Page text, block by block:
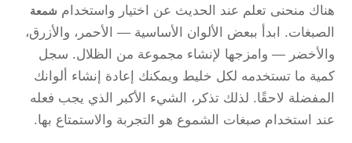
هناك منحنى تعلم عند الحديث عن اختيار واستخدام شمعة
الصبغات. ابدأ ببعض الألوان الأساسية — الأحمر، والأزرق،
والأخضر — وامزجها لإنشاء مجموعة من الظلال. سجل
كمية ما تستخدمه لكل خليط ويمكنك إعادة إنشاء ألوانك
المفضلة لاحقًا. لذلك تذكر، الشيء الأكبر الذي يجب فعله
عند استخدام صبغات الشموع هو التجربة والاستمتاع بها.